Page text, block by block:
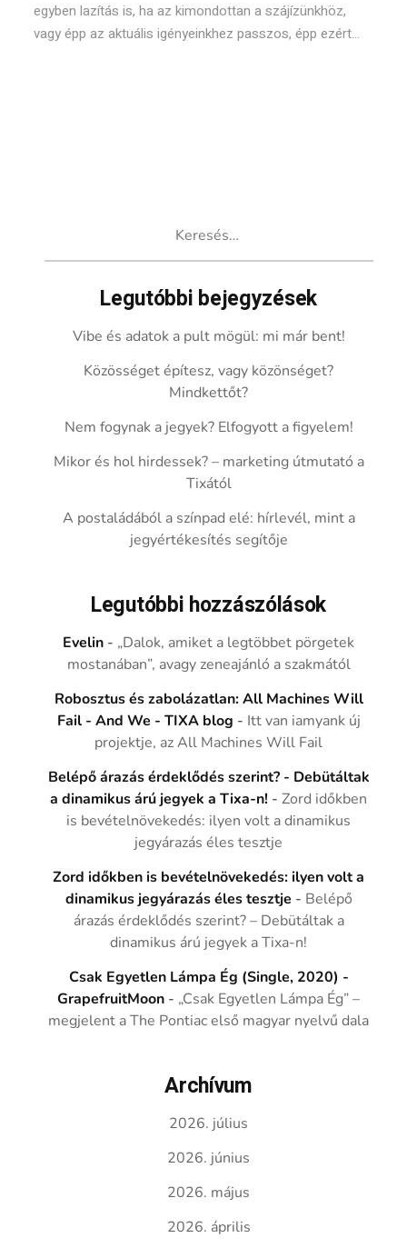
egyben lazítás is, ha az kimondottan a szájízünkhöz,
vagy épp az aktuális igényeinkhez passzos, épp ezért...
Legutóbbi bejegyzések
Vibe és adatok a pult mögül: mi már bent!
Közösséget építesz, vagy közönséget?
Mindkettőt?
Nem fogynak a jegyek? Elfogyott a figyelem!
Mikor és hol hirdessek? – marketing útmutató a
Tixától
A postaládából a színpad elé: hírlevél, mint a
jegyértékesítés segítője
Legutóbbi hozzászólások
Evelin - „Dalok, amiket a legtöbbet pörgetek
mostanában”, avagy zeneajánló a szakmától
Robosztus és zabolázatlan: All Machines Will
Fail - And We - TIXA blog - Itt van iamyank új
projektje, az All Machines Will Fail
Belépő árazás érdeklődés szerint? - Debütáltak
a dinamikus árú jegyek a Tixa-n! -Zord időkben
is bevételnövekedés: ilyen volt a dinamikus
jegyárazás éles tesztje
Zord időkben is bevételnövekedés: ilyen volt a
dinamikus jegyárazás éles tesztje - Belépő
árazás érdeklődés szerint? – Debütáltak a
dinamikus árú jegyek a Tixa-n!
Csak Egyetlen Lámpa Ég (Single, 2020) -
GrapefruitMoon - „Csak Egyetlen Lámpa Ég” –
megjelent a The Pontiac első magyar nyelvű dala
Archívum
2026. július
2026. június
2026. május
2026. április